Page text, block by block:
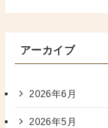
アーカイブ
2026年6月
2026年5月